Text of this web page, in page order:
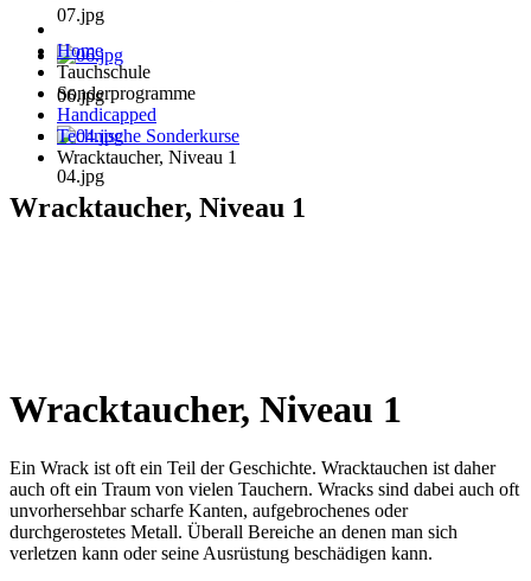
07.jpg
06.jpg
04.jpg
Home
Tauchschule
Sonderprogramme
Handicapped
Technische Sonderkurse
Wracktaucher, Niveau 1
Wracktaucher, Niveau 1
Wracktaucher, Niveau 1
Ein Wrack ist oft ein Teil der Geschichte. Wracktauchen ist daher
auch oft ein Traum von vielen Tauchern. Wracks sind dabei auch oft
unvorhersehbar scharfe Kanten, aufgebrochenes oder
durchgerostetes Metall. Überall Bereiche an denen man sich
verletzen kann oder seine Ausrüstung beschädigen kann.